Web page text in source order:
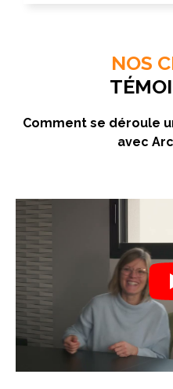
NOS
Comment se déroule
avec